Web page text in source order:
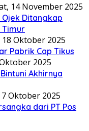
14 November 2025
Ojek Ditangkap
Timur
Oktober 2025
Pabrik Cap Tikus
2025
Akhirnya
7 Oktober 2025
dari PT Pos